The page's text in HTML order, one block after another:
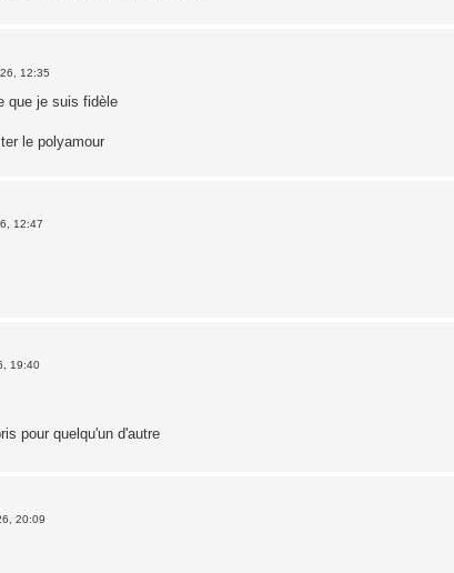
12:35
que je suis fidèle
le polyamour
12:47
19:40
pour quelqu'un d'autre
20:09